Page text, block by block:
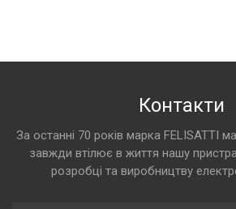
Контакти
За останні 70 років марка FELISATTI
завжди втілює в життя нашу
розробці та виробництву